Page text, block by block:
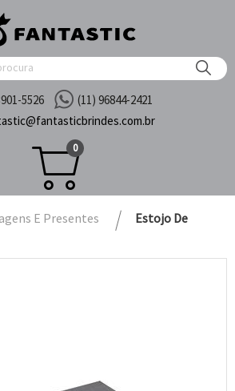
5526
(11) 96844-2421
fantasticbrindes.com.br
0
E Presentes
Estojo De